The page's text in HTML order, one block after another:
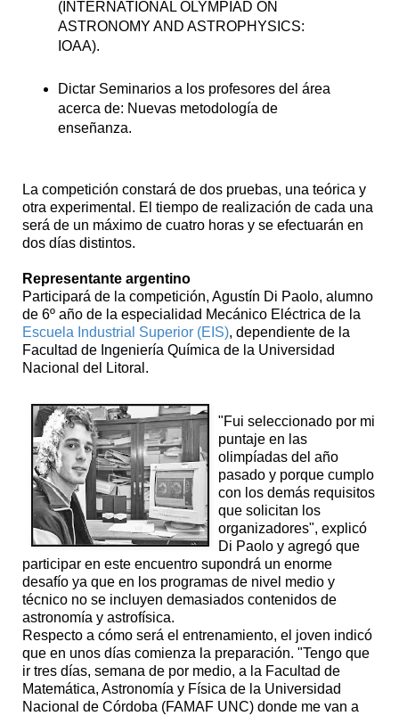
(INTERNATIONAL OLYMPIAD ON
ASTRONOMY AND ASTROPHYSICS:
IOAA).
Dictar Seminarios a los profesores del área
acerca de: Nuevas metodología de
enseñanza.
La competición constará de dos pruebas, una teórica y
otra experimental. El tiempo de realización de cada una
será de un máximo de cuatro horas y se efectuarán en
dos días distintos.
Representante argentino
Participará de la competición, Agustín Di Paolo, alumno
de 6º año de la especialidad Mecánico Eléctrica de la
Escuela Industrial Superior (EIS), dependiente de la
Facultad de Ingeniería Química de la Universidad
Nacional del Litoral.
"Fui seleccionado por mi
puntaje en las
olimpíadas del año
pasado y porque cumplo
con los demás requisitos
que solicitan los
organizadores", explicó
Di Paolo y agregó que
participar en este encuentro supondrá un enorme
desafío ya que en los programas de nivel medio y
técnico no se incluyen demasiados contenidos de
astronomía y astrofísica.
Respecto a cómo será el entrenamiento, el joven indicó
que en unos días comienza la preparación. "Tengo que
ir tres días, semana de por medio, a la Facultad de
Matemática, Astronomía y Física de la Universidad
Nacional de Córdoba (FAMAF UNC) donde me van a